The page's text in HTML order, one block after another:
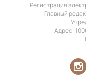
Регистрация
Главный
Адрес: